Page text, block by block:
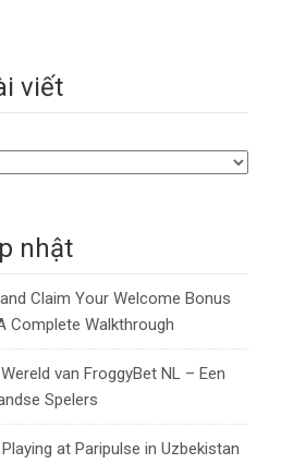
viết
nhật
Claim Your Welcome Bonus
Complete Walkthrough
van FroggyBet NL – Een
Spelers
at Paripulse in Uzbekistan